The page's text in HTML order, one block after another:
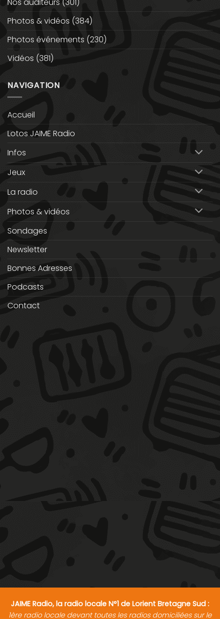
Photos & vidéos (384)
Photos événements (230)
Vidéos (381)
NAVIGATION
Accueil
Lotos JAIME Radio
Infos
Jeux
La radio
Photos & vidéos
Sondages
Newsletter
Bonnes Adresses
Podcasts
Contact
JAIME Radio, la radio locale N°1 de Lorient Bretagne Sud :
1ère radio locale devant toutes les radios domiciliées sur le